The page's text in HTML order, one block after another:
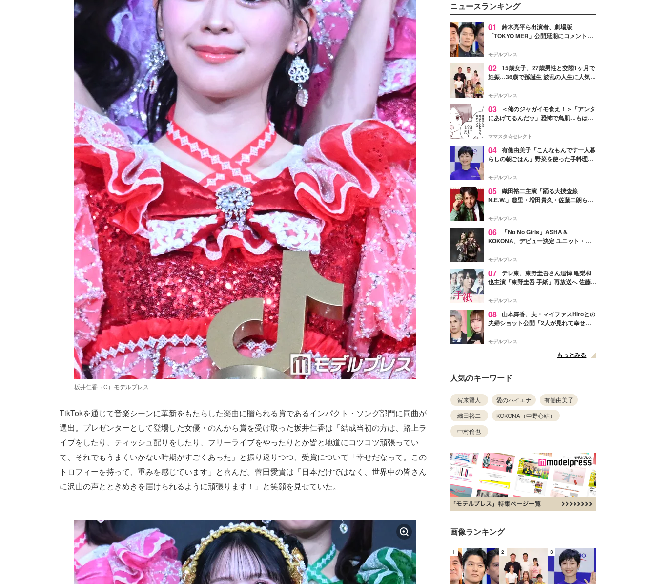
坂井仁香（C）モデルプレス
TikTokを通じて音楽シーンに革新をもたらした楽曲に贈られる賞であるインパクト・ソング部門に同曲が
選出。プレゼンターとして登場した女優・のんから賞を受け取った坂井仁香は「結成当初の方は、路上ラ
イブをしたり、ティッシュ配りをしたり、フリーライブをやったりとか皆と地道にコツコツ頑張ってい
て、それでもうまくいかない時期がすごくあった」と振り返りつつ、受賞について「幸せだなって。この
トロフィーを持って、重みを感じています」と喜んだ。菅田愛貴は「日本だけではなく、世界中の皆さん
に沢山の声とときめきを届けられるように頑張ります！」と笑顔を見せていた。
ター・茅野しのぶ。一人ひとりの
個性に寄り添い、魅力を引き出す
衣装作りは、多くの女性たちに勇
気と自信を与え続けている。
ニュースランキング
01
鈴木亮平ら出演者、劇場版
「TOKYO MER」公開延期にコメント
最大の敬意とエールを」
モデルプレス
02 15歳女子、27歳男性と交際1ヶ月で
妊娠…36歳で孫誕生 波乱の人生に人気タ
よ！」
モデルプレス
03
＜俺のジャガイモ食え！＞「アンタ
にあげてるんだッ」恐怖で鳥肌…もはや
ママスタ☆セレクト
04 有働由美子「こんなもんです一人暮
らしの朝ごはん」野菜を使った手料理公
そう」と反響
モデルプレス
05 織田裕二主演「踊る大捜査線
N.E.W.」趣里・増田貴久・佐藤二朗ら新
徴する“謎のキーワード”も
モデルプレス
06
「No No Girls」ASHA＆
KOKONA、デビュー決定 ユニット・
リリースへ
モデルプレス
07 テレ東、東野圭吾さん追悼 亀梨和
也主演「東野圭吾 手紙」再放送へ 佐藤隆
モデルプレス
08
山本舞香、夫・マイファスHiroとの
夫婦ショット公開「2人が見れて幸せ」
モデルプレス
もっとみる
人気のキーワード
賀来賢人 愛のハイエナ
有働由美子
織田裕二
KOKONA（中野心結）
中村倫也
画像ランキング
1 2 3